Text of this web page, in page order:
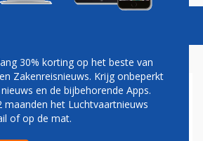
BOEING 787
KLEUREN
30% korting op het beste van
Zakenreisnieuws. Krijg onbeperkt
en de bijbehorende Apps.
maanden het Luchtvaartnieuws
of op de mat.